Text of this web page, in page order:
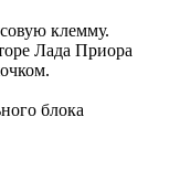
клемму.